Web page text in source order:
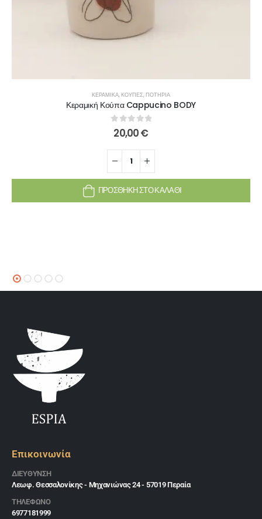
ΚΕΡΑΜΙΚΆ,ΚΟΎΠΕΣ,ΠΟΤΉΡΙΑ
Κεραμική Κούπα Cappucino BODY
0out of 5
20,00€
ΠΡΟΣΘΉΚΗ ΣΤΟ ΚΑΛΆΘΙ
Επικοινωνία
ΔΙΕΎΘΥΝΣΗ
Λεωφ. Θεσσαλονίκης - Μηχανιώνας 24 - 57019 Περαία
ΤΗΛΕΦΩΝΟ
6977181999